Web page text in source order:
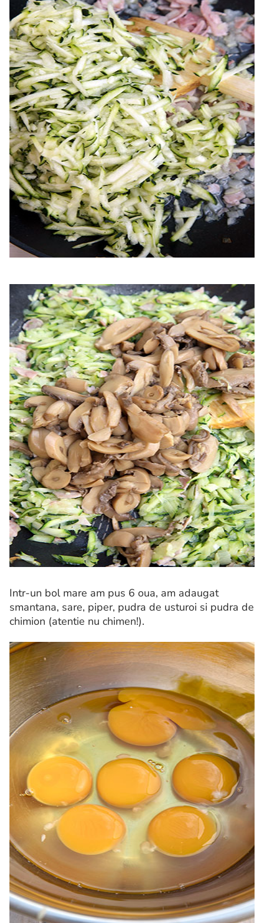
Intr-un bol mare am pus 6 oua, am adaugat
smantana, sare, piper, pudra de usturoi si pudra de
chimion (atentie nu chimen!).